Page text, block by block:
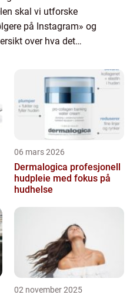
skal vi utforske
på Instagram» og
over hva det
og ulempe...
06 mars 2026
Dermalogica profesjonell
hudpleie med fokus på
hudhelse
02 november 2025